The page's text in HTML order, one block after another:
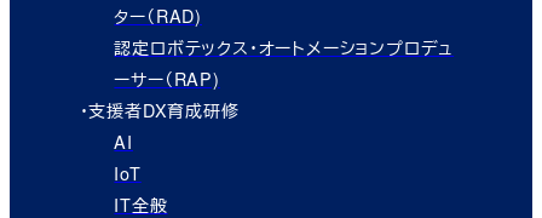
ター（RAD)
認定ロボテックス・オートメーションプロデュ
ーサー（RAP)
・支援者DX育成研修
AI
IoT
IT全般